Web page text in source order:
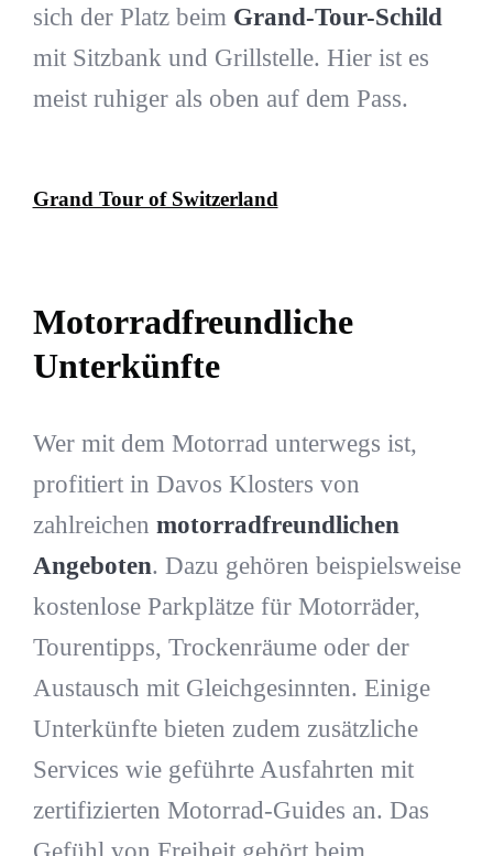
sich der Platz beim Grand-Tour-Schild
mit Sitzbank und Grillstelle. Hier ist es
meist ruhiger als oben auf dem Pass.
Grand Tour of Switzerland
Motorradfreundliche
Unterkünfte
Wer mit dem Motorrad unterwegs ist,
profitiert in Davos Klosters von
zahlreichen motorradfreundlichen
Angeboten. Dazu gehören beispielsweise
kostenlose Parkplätze für Motorräder,
Tourentipps, Trockenräume oder der
Austausch mit Gleichgesinnten. Einige
Unterkünfte bieten zudem zusätzliche
Services wie geführte Ausfahrten mit
zertifizierten Motorrad-Guides an. Das